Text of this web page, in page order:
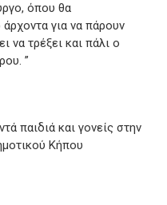
όπου θα
για να πάρουν
να τρέξει και πάλι ο
”
παιδιά και γονείς στην
Κήπου